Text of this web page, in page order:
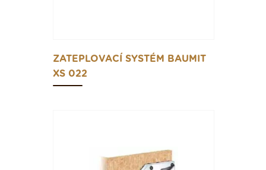
ZATEPLOVACÍ SYSTÉM BAUMIT
XS 022